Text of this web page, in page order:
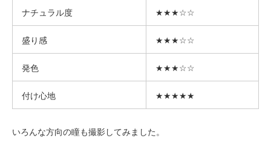
ナチュラル度 ★★★☆☆
盛り感 ★★★☆☆
発色 ★★★☆☆
付け心地 ★★★★★
いろんな方向の瞳も撮影してみました。